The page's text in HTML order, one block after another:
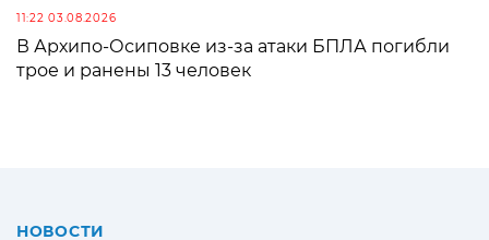
11:22 03.08.2026
В Архипо-Осиповке из-за атаки БПЛА погибли
трое и ранены 13 человек
НОВОСТИ